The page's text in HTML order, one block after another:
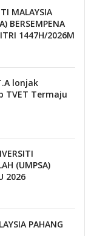
MALAYSIA
BERSEMPENA
1447H/2026M
lonjak
TVET Termaju
(UMPSA)
2026
PAHANG